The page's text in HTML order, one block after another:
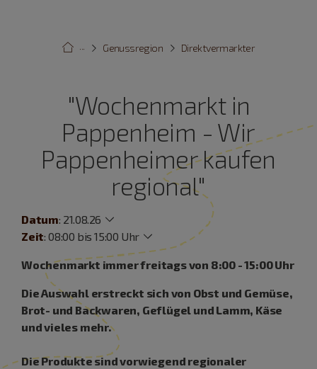
Direktvermarkter
Genussregion
···
"Wochenmarkt in
Pappenheim - Wir
Pappenheimer kaufen
regional"
Datum: 21.08.26
Zeit:08:00 bis 15:00 Uhr
Wochenmarkt immer freitags von 8:00 - 15:00 Uhr
Die Auswahl erstreckt sich von Obst und Gemüse,
Brot- und Backwaren, Geflügel und Lamm, Käse
und vieles mehr.
Die Produkte sind vorwiegend regionaler